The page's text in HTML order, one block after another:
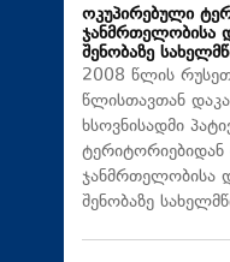
ოკუპირებული
ჯანმრთელობისა
შენობაზე
2008 წლის
წლისთავთან
ხსოვნისადმი
ჯანმრთელობისა
შენობაზე